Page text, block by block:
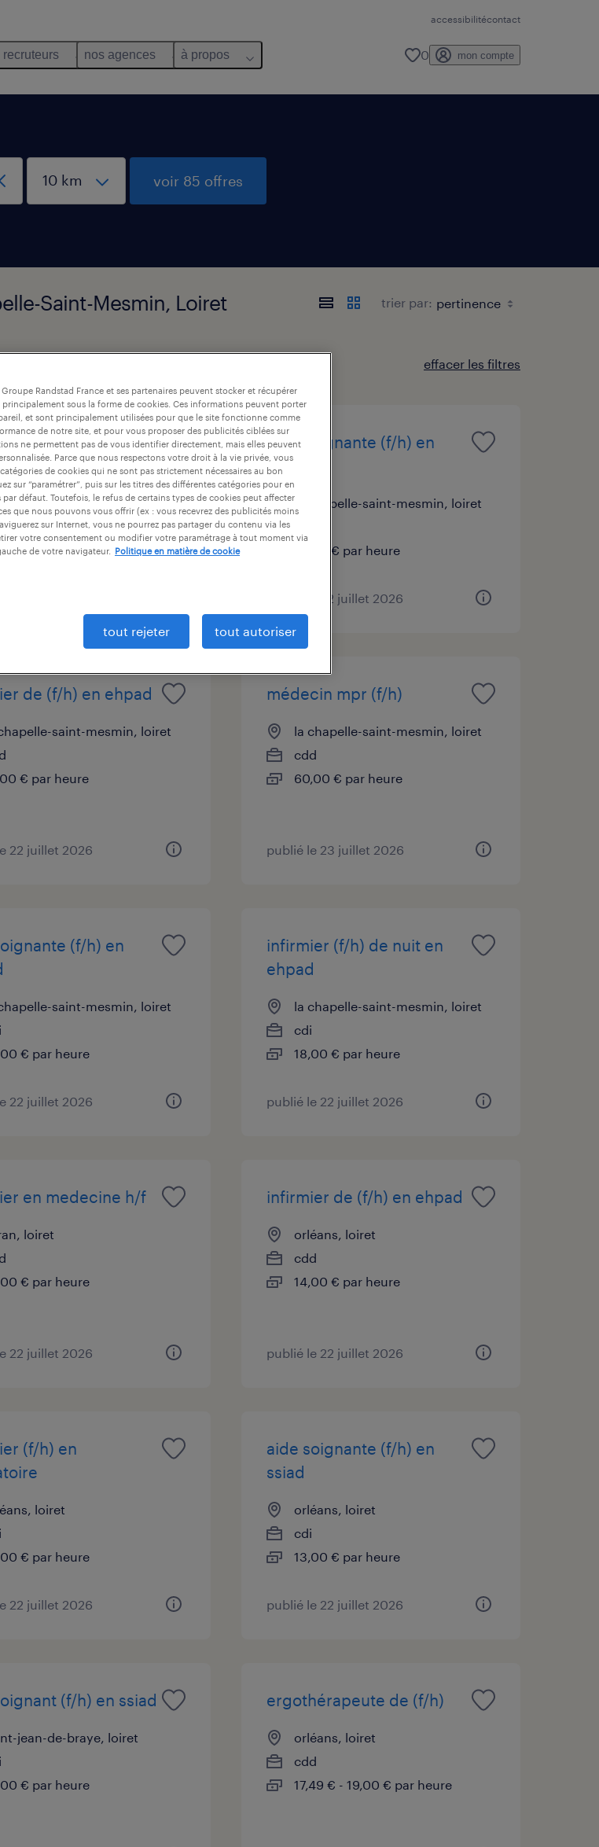
accessibilitécontact
recruteurs nos agences à propos 0 mon compte
voir 85 offres
Saint-Mesmin, Loiret trier par:
effacer les filtres
en had(f/h)
saint-mesmin, loiret
€ par heure
aide soignante (f/h) en
ehpad
la chapelle-saint-mesmin, loiret
13,00 € par heure
publié le 22 juillet 2026
de (f/h) en ehpad
saint-mesmin, loiret
€ par heure
22 juillet 2026
médecin mpr (f/h)
la chapelle-saint-mesmin, loiret
cdd
60,00 € par heure
publié le 23 juillet 2026
(f/h) en
saint-mesmin, loiret
€ par heure
22 juillet 2026
infirmier (f/h) de nuit en
ehpad
la chapelle-saint-mesmin, loiret
cdi
18,00 € par heure
publié le 22 juillet 2026
en medecine h/f
loiret
€ par heure
22 juillet 2026
infirmier de (f/h) en ehpad
orléans, loiret
cdd
14,00 € par heure
publié le 22 juillet 2026
(f/h) en
loiret
€ par heure
22 juillet 2026
aide soignante (f/h) en
ssiad
orléans, loiret
cdi
13,00 € par heure
publié le 22 juillet 2026
(f/h) en ssiad
jean-de-braye, loiret
€ par heure
ergothérapeute de (f/h)
orléans, loiret
cdd
17,49 € - 19,00 € par heure
Randstad France et ses partenaires peuvent stocker et récupérer
sous la forme de cookies. Ces informations peuvent porter
et sont principalement utilisées pour que le site fonctionne comme
de notre site, et pour vous proposer des publicités ciblées sur
ne permettent pas de vous identifier directement, mais elles peuvent
Parce que nous respectons votre droit à la vie privée, vous
de cookies qui ne sont pas strictement nécessaires au bon
sur “paramétrer”, puis sur les titres des différentes catégories pour en
défaut. Toutefois, le refus de certains types de cookies peut affecter
que nous pouvons vous offrir (ex : vous recevrez des publicités moins
sur Internet, vous ne pourrez pas partager du contenu via les
votre consentement ou modifier votre paramétrage à tout moment via
de votre navigateur.
Politique en matière de cookie
tout rejeter tout autoriser